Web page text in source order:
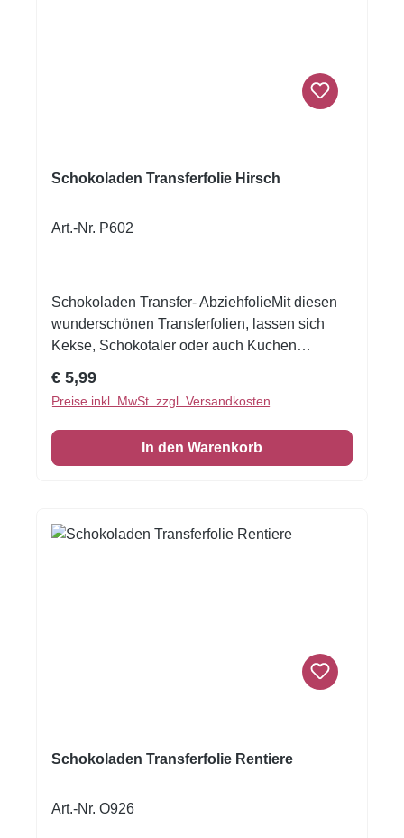
Schokoladen Transferfolie Hirsch
Art.-Nr. P602
Schokoladen Transfer- AbziehfolieMit diesen
wunderschönen Transferfolien, lassen sich
Kekse, Schokotaler oder auch Kuchen
Sie die Schokolade, streichen Sie die
Schokolade auf die Transferfolie, eventuell mit
einer Aufstreichmatte und lassen Sie diese fest
werden. Folie zum Schluss vorsichtig
Regulärer Preis:
€ 5,99
Preise inkl. MwSt. zzgl. Versandkosten
In den Warenkorb
Schokoladen Transferfolie Rentiere
Art.-Nr. O926